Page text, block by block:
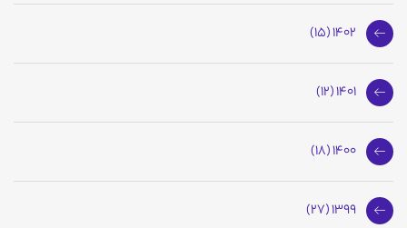
1402 (15)
1401 (12)
1400 (18)
1399 (27)